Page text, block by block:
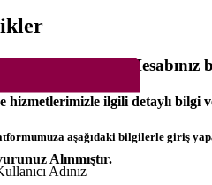
Alınmıştır.
Borsaları Demo
hizmetlerimizle ilgili detaylı bilgi
aşağıdaki bilgilerle giriş
Adınız